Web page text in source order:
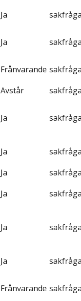
Ja
Ja
Frånvarande
Avstår
Ja
Ja
Ja
Ja
Ja
Ja
Frånvarande